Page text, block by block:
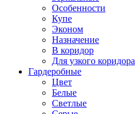
Особенности
Купе
Эконом
Назначение
В коридор
Для узкого коридора
Гардеробные
Цвет
Белые
Светлые